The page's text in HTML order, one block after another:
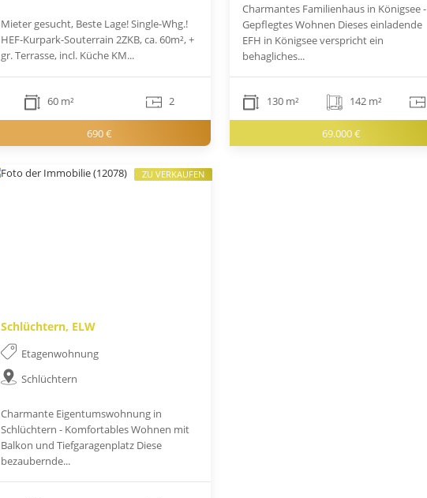
Mieter gesucht, Beste Lage! Single-Whg.!
HEF-Kurpark-Souterrain 2ZKB, ca. 60m², +
gr. Terrasse, incl. Küche KM...
60 m² 2
690 €
Charmantes Familienhaus in Königsee -
Gepflegtes Wohnen Dieses einladende
EFH in Königsee verspricht ein
behagliches...
130 m² 142 m²
69.000 €
Schlüchtern, ELW
Etagenwohnung
Schlüchtern
Charmante Eigentumswohnung in
Schlüchtern - Komfortables Wohnen mit
Balkon und Tiefgaragenplatz Diese
bezaubernde...
ZU VERKAUFEN